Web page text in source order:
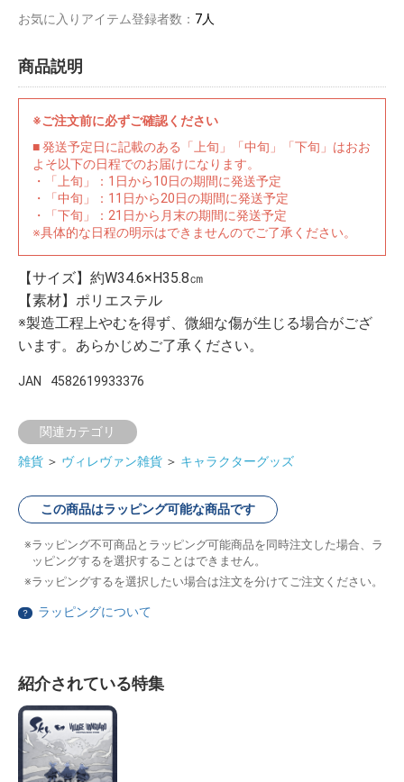
お気に入りアイテム登録者数： 7人
商品説明
※ご注文前に必ずご確認ください
■ 発送予定日に記載のある「上旬」「中旬」「下旬」はおお
よそ以下の日程でのお届けになります。
・「上旬」：1日から10日の期間に発送予定
・「中旬」：11日から20日の期間に発送予定
・「下旬」：21日から月末の期間に発送予定
※具体的な日程の明示はできませんのでご了承ください。
【サイズ】約W34.6×H35.8㎝
【素材】ポリエステル
※製造工程上やむを得ず、微細な傷が生じる場合がござ
います。あらかじめご了承ください。
JAN 4582619933376
関連カテゴリ
雑貨 ＞ ヴィレヴァン雑貨 ＞ キャラクターグッズ
この商品はラッピング可能な商品です
ラッピング不可商品とラッピング可能商品を同時注文した場合、ラ
ッピングするを選択することはできません。
ラッピングするを選択したい場合は注文を分けてご注文ください。
？ ラッピングについて
紹介されている特集